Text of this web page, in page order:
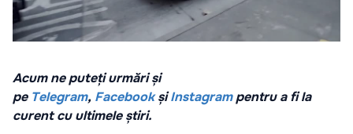
Acum ne puteți urmări și
pe Telegram, FacebookșiInstagrampentru a fi la
curent cu ultimele știri.